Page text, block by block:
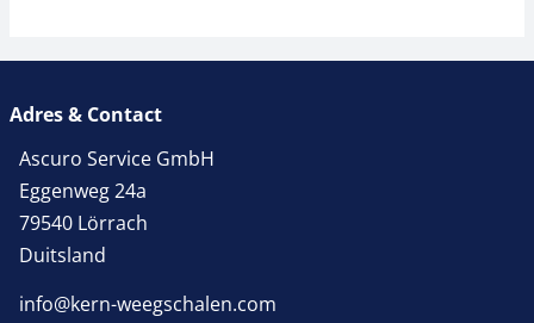
Adres & Contact
Ascuro Service GmbH
Eggenweg 24a
79540 Lörrach
Duitsland
info@kern-weegschalen.com